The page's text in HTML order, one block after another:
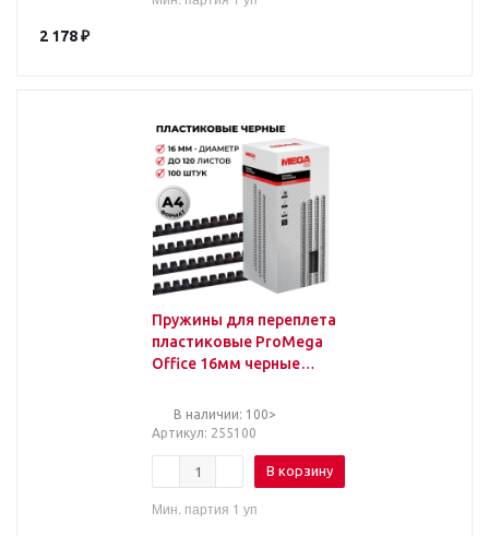
2 178₽
Пружины для переплета
пластиковые ProMega
Office 16мм черные
В наличии: 100>
Артикул: 255100
В корзину
Мин. партия 1 уп